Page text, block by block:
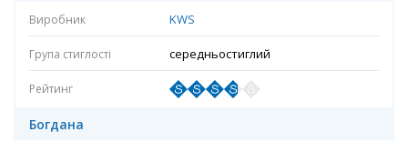
KWS
середньостиглий
Богдана